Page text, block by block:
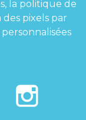
la politique de
pixels par